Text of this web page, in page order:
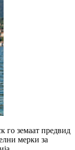
го земаат предвид
мерки за